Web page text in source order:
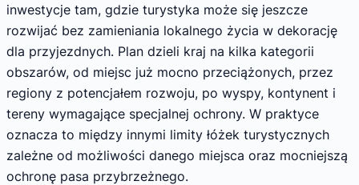
inwestycje tam, gdzie turystyka może się jeszcze
rozwijać bez zamieniania lokalnego życia w dekorację
dla przyjezdnych. Plan dzieli kraj na kilka kategorii
obszarów, od miejsc już mocno przeciążonych, przez
regiony z potencjałem rozwoju, po wyspy, kontynent i
tereny wymagające specjalnej ochrony. W praktyce
oznacza to między innymi limity łóżek turystycznych
zależne od możliwości danego miejsca oraz mocniejszą
ochronę pasa przybrzeżnego.